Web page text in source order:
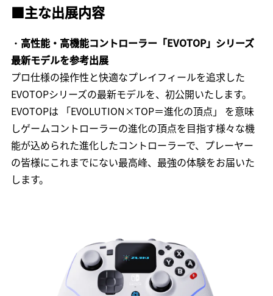
■主な出展内容
・ 高性能・高機能コントローラー「EVOTOP」シリーズ
最新モデルを参考出展
プロ仕様の操作性と快適なプレイフィールを追求した
EVOTOPシリーズの最新モデルを、初公開いたします。
EVOTOPは 「EVOLUTION×TOP＝進化の頂点」 を意味
しゲームコントローラーの進化の頂点を目指す様々な機
能が込められた進化したコントローラーで、プレーヤー
の皆様にこれまでにない最高峰、最強の体験をお届いた
します。